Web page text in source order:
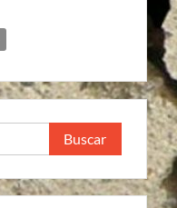
Buscar: